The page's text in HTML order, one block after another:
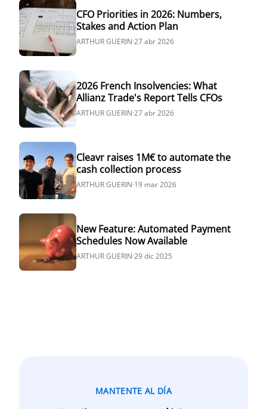
CFO Priorities in 2026: Numbers,
Stakes and Action Plan
ARTHUR GUERIN·27 abr 2026
2026 French Insolvencies: What
Allianz Trade's Report Tells CFOs
ARTHUR GUERIN·27 abr 2026
Cleavr raises 1M€ to automate the
cash collection process
ARTHUR GUERIN·19 mar 2026
New Feature: Automated Payment
Schedules Now Available
ARTHUR GUERIN·29 dic 2025
MANTENTE AL DÍA